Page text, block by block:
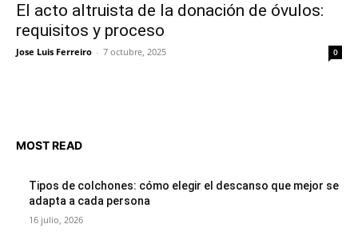
El acto altruista de la donación de óvulos:
requisitos y proceso
Jose Luis Ferreiro - 7 octubre, 2025 0
MOST READ
Tipos de colchones: cómo elegir el descanso que mejor se
adapta a cada persona
16 julio, 2026